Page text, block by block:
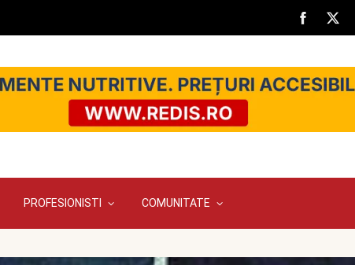
PROFESIONISTI COMUNITATE